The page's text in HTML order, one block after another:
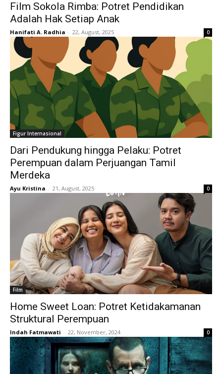
Film Sokola Rimba: Potret Pendidikan
Adalah Hak Setiap Anak
Hanifati A. Radhia - 22, August, 2025 0
Figur Internasional
Dari Pendukung hingga Pelaku: Potret
Perempuan dalam Perjuangan Tamil
Merdeka
Ayu Kristina - 21, August, 2025 0
Film
Home Sweet Loan: Potret Ketidakamanan
Struktural Perempuan
Indah Fatmawati - 22, November, 2024 0